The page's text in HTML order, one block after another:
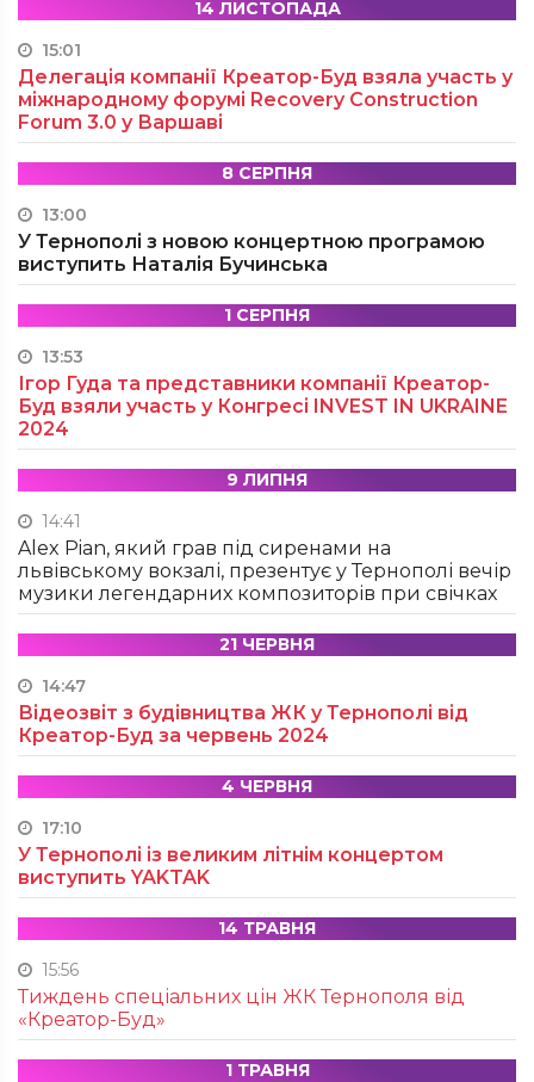
14 ЛИСТОПАДА
15:01
Делегація компанії Креатор-Буд взяла участь у
міжнародному форумі Recovery Construction
Forum 3.0 у Варшаві
8 СЕРПНЯ
13:00
У Тернополі з новою концертною програмою
виступить Наталія Бучинська
1 СЕРПНЯ
13:53
Ігор Гуда та представники компанії Креатор-
Буд взяли участь у Конгресі INVEST IN UKRAINE
2024
9 ЛИПНЯ
14:41
Alex Pian, який грав під сиренами на
львівському вокзалі, презентує у Тернополі вечір
музики легендарних композиторів при свічках
21 ЧЕРВНЯ
14:47
Відеозвіт з будівництва ЖК у Тернополі від
Креатор-Буд за червень 2024
4 ЧЕРВНЯ
17:10
У Тернополі із великим літнім концертом
виступить YAKTAK
14 ТРАВНЯ
15:56
Тиждень спеціальних цін ЖК Тернополя від
«Креатор-Буд»
1 ТРАВНЯ